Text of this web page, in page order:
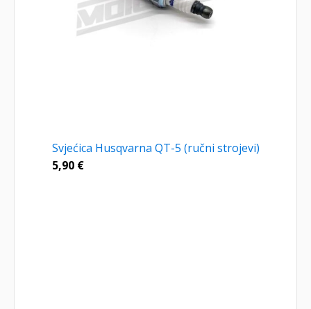
Svjećica Husqvarna QT-5 (ručni strojevi)
5,90 €